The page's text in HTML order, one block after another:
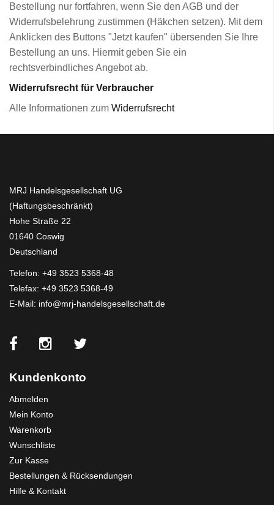
Bestellung nur fortfahren, wenn Sie den AGB und der
Widerrufsbelehrung zustimmen (Häkchen setzen). Mit dem
Anklicken des Buttons "Jetzt kaufen" übersenden Sie Ihre
Bestellung an uns. Hiermit geben Sie ein
rechtsverbindliches Angebot ab.
Widerrufsrecht für Verbraucher
Alle Informationen zum Widerrufsrecht
MRJ Handelsgesellschaft UG
(Haftungsbeschränkt)
Hohe Straße 22
01640 Coswig
Deutschland
Telefon: +49 3523 5368-48
Telefax: +49 3523 5368-49
E-Mail: info@mrj-handelsgesellschaft.de
Kundenkonto
Abmelden
Mein Konto
Warenkorb
Wunschliste
Zur Kasse
Bestellungen & Rücksendungen
Hilfe & Kontakt